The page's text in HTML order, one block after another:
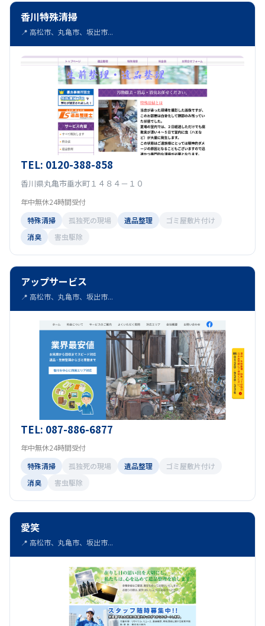
香川特殊清掃
📍 高松市、丸亀市、坂出市...
TEL: 0120-388-858
香川県丸亀市垂水町１４８４－１０
年中無休24時間受付
特殊清掃
孤独死の現場 遺品整理
ゴミ屋敷片付け
消臭
害虫駆除
アップサービス
📍 高松市、丸亀市、坂出市...
TEL: 087-886-6877
年中無休24時間受付
特殊清掃
孤独死の現場 遺品整理
ゴミ屋敷片付け
消臭
害虫駆除
愛笑
📍 高松市、丸亀市、坂出市...